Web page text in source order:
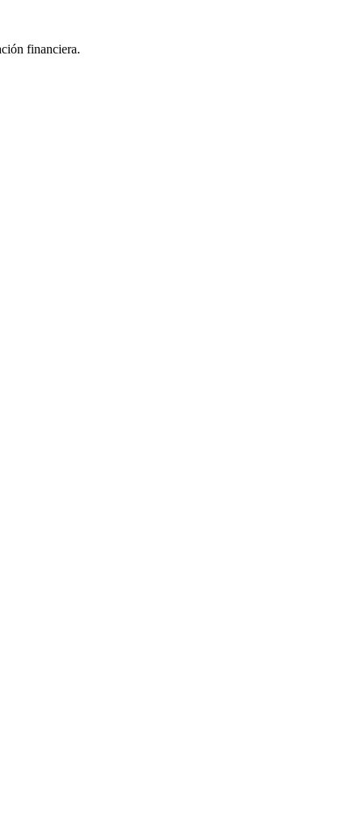
financiera.